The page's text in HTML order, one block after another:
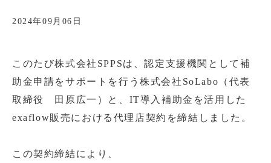
2024年09月06日
このたび株式会社SPPSは、認定支援機関として補
助金申請をサポートを行う株式会社SoLabo（代表
取締役 田原広一）と、IT導入補助金を活用した
exaflow販売における代理店契約を締結しました。
この契約締結により、